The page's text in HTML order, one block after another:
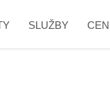
SLUŽBY